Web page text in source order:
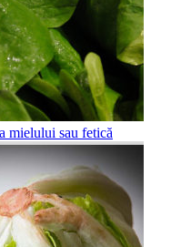
mielului sau fetică